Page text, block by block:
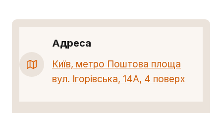
Адреса
Київ, метро Поштова площа
вул. Ігорівська, 14А, 4 поверх